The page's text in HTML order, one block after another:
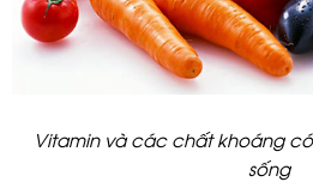
Vitamin và các chất khoáng
sống